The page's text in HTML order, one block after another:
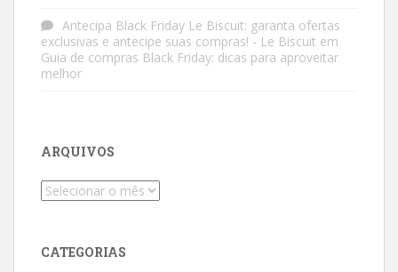
Antecipa Black Friday Le Biscuit: garanta ofertas
exclusivas e antecipe suas compras! - Le Biscuit em
Guia de compras Black Friday: dicas para aproveitar
melhor
ARQUIVOS
Arquivos
CATEGORIAS